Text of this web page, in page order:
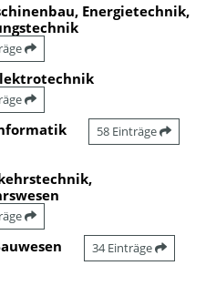
Energietechnik,
58 Einträge
34 Einträge